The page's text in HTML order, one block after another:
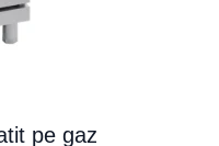
pe gaz